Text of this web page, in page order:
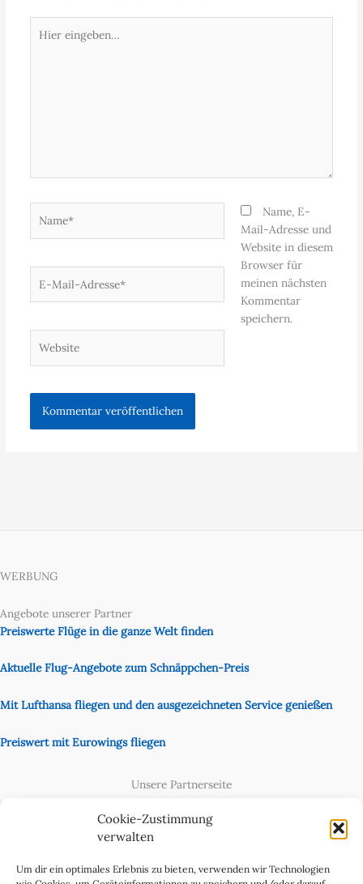
Cookie-Zustimmung
verwalten
Um dir ein optimales Erlebnis zu bieten, verwenden wir Technologien
eingeben…
Mail-
Name, E-
Mail-Adresse und
Website in diesem
Browser für
meinen nächsten
Kommentar
speichern.
WERBUNG
Angebote unserer Partner
Preiswerte Flüge in die ganze Welt finden
Aktuelle Flug-Angebote zum Schnäppchen-Preis
Mit Lufthansa fliegen und den ausgezeichneten Service genießen
Preiswert mit Eurowings fliegen
Unsere Partnerseite